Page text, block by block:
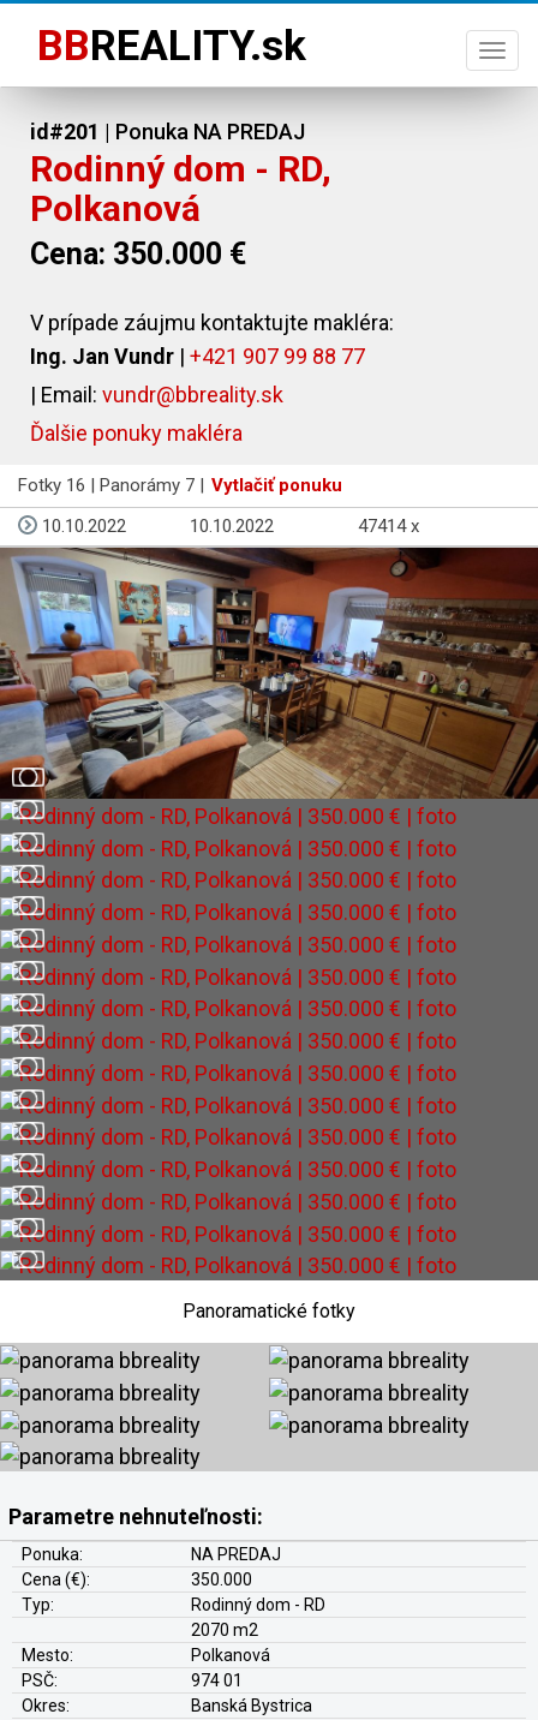
BBREALITY.sk
id#201 | Ponuka NA PREDAJ
Rodinný dom - RD,
Polkanová
Cena: 350.000 €
V prípade záujmu kontaktujte makléra:
Ing. Jan Vundr | +421 907 99 88 77
| Email: vundr@bbreality.sk
Ďalšie ponuky makléra
Fotky 16 | Panorámy 7 | Vytlačiť ponuku
10.10.2022
10.10.2022 47414 x
Panoramatické fotky
Parametre nehnuteľnosti:
Ponuka:
NA PREDAJ
Cena (€):
350.000
Typ:
Rodinný dom - RD
2070 m2
Mesto:
Polkanová
PSČ:
974 01
Okres:
Banská Bystrica